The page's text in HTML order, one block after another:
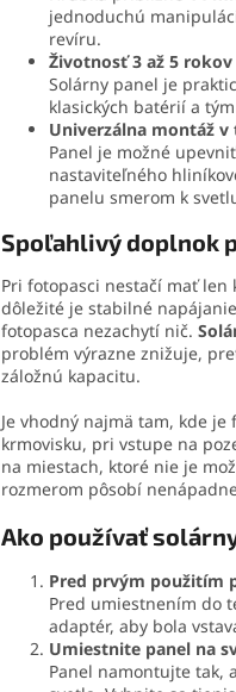
jednoduchú
revíru.
Životnosť 3 až 5 rokov
Solárny panel je
klasických batérií a
Univerzálna montáž v
Panel je možné
nastaviteľného
panelu smerom k
Spoľahlivý doplnok
Pri fotopasci nestačí mať len
dôležité je stabilné
fotopasca nezachytí nič.
problém výrazne znižuje,
záložnú kapacitu.
Je vhodný najmä tam, kde
krmovisku, pri vstupe na
na miestach, ktoré nie je
rozmerom pôsobí
Ako používať
Pred prvým použitím
Pred umiestnením do
adaptér, aby bola
Umiestnite panel na
Panel namontujte tak,